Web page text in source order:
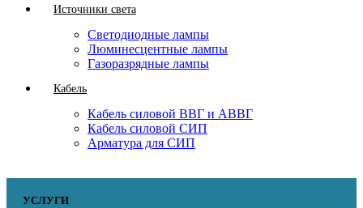
Источники света
Светодиодные лампы
Люминесцентные лампы
Газоразрядные лампы
Кабель
Кабель силовой ВВГ и АВВГ
Кабель силовой СИП
Арматура для СИП
УСЛУГИ